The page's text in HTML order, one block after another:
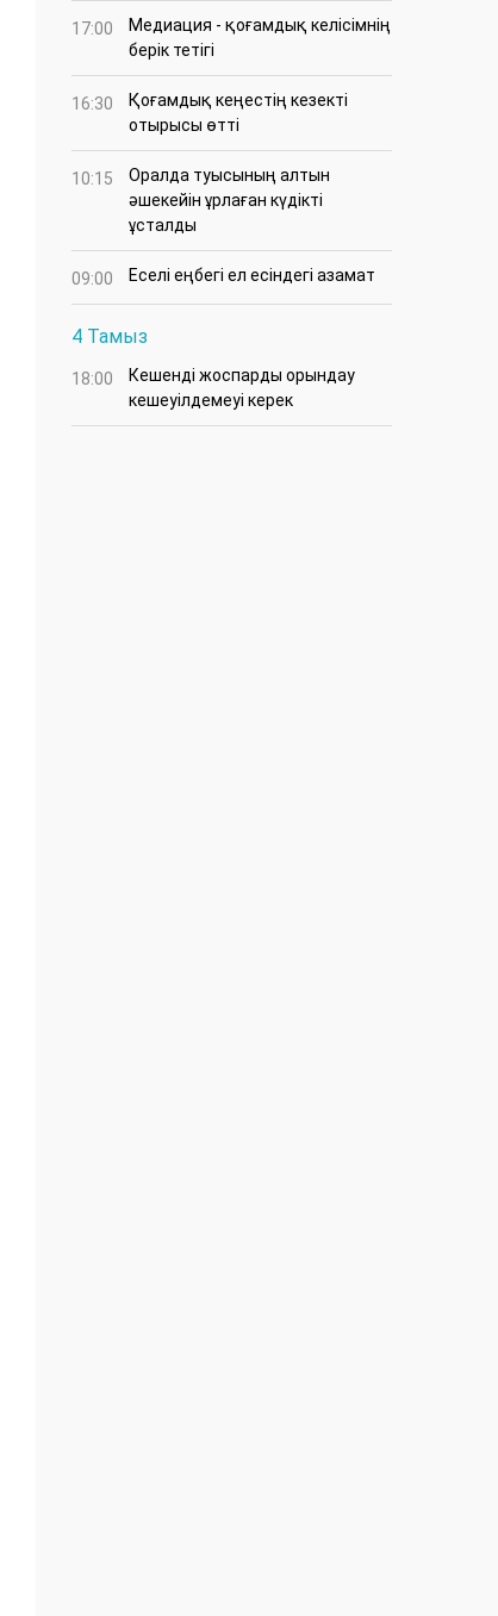
17:00
Медиация - қоғамдық келісімнің
берік тетігі
16:30
Қоғамдық кеңестің кезекті
отырысы өтті
10:15
Оралда туысының алтын
әшекейін ұрлаған күдікті
ұсталды
09:00 Еселі еңбегі ел есіндегі азамат
4 Тамыз
18:00
Кешенді жоспарды орындау
кешеуілдемеуі керек